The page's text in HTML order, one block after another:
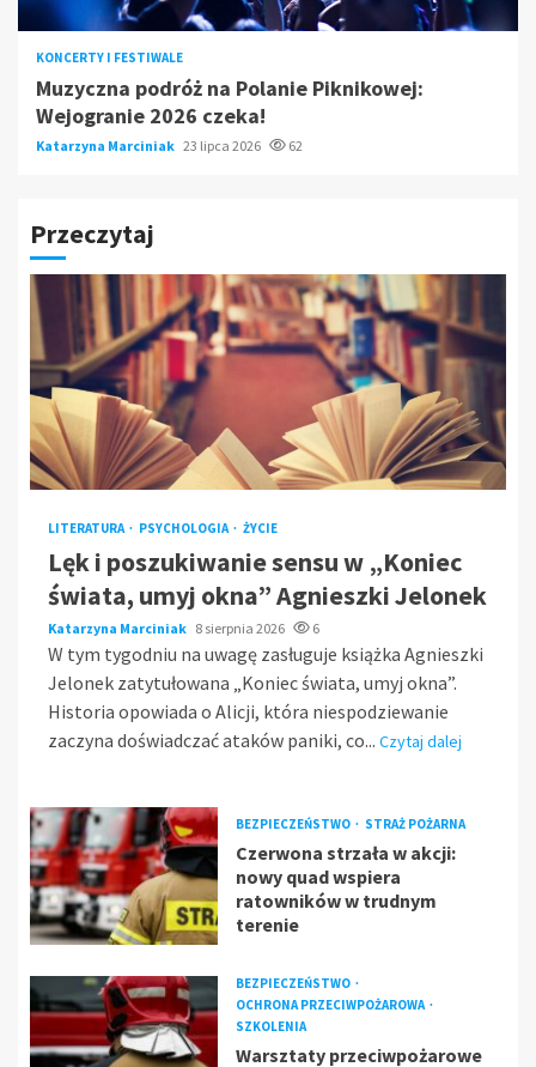
KONCERTY I FESTIWALE
Muzyczna podróż na Polanie Piknikowej:
Wejogranie 2026 czeka!
Katarzyna Marciniak 23 lipca 2026 62
Przeczytaj
LITERATURA PSYCHOLOGIA ŻYCIE
Lęk i poszukiwanie sensu w „Koniec
świata, umyj okna” Agnieszki Jelonek
Katarzyna Marciniak 8 sierpnia 2026 6
W tym tygodniu na uwagę zasługuje książka Agnieszki
Jelonek zatytułowana „Koniec świata, umyj okna”.
Historia opowiada o Alicji, która niespodziewanie
zaczyna doświadczać ataków paniki, co... Czytaj dalej
BEZPIECZEŃSTWO STRAŻ POŻARNA
Czerwona strzała w akcji:
nowy quad wspiera
ratowników w trudnym
terenie
BEZPIECZEŃSTWO
OCHRONA PRZECIWPOŻAROWA
SZKOLENIA
Warsztaty przeciwpożarowe